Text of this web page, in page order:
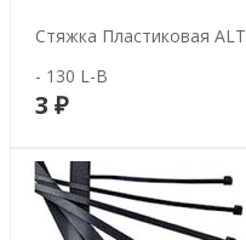
Стяжка Пластиковая ALT
- 130 L-B
3 ₽